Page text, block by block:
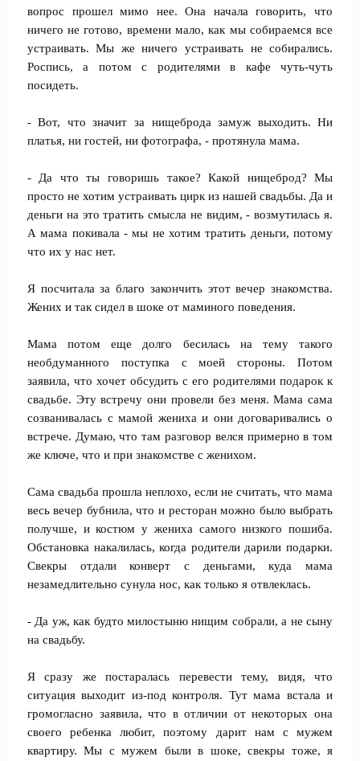
вопрос прошел мимо нее. Она начала говорить, что
ничего не готово, времени мало, как мы собираемся все
устраивать. Мы же ничего устраивать не собирались.
Роспись, а потом с родителями в кафе чуть-чуть
посидеть.
- Вот, что значит за нищеброда замуж выходить. Ни
платья, ни гостей, ни фотографа, - протянула мама.
- Да что ты говоришь такое? Какой нищеброд? Мы
просто не хотим устраивать цирк из нашей свадьбы. Да и
деньги на это тратить смысла не видим, - возмутилась я.
А мама покивала - мы не хотим тратить деньги, потому
что их у нас нет.
Я посчитала за благо закончить этот вечер знакомства.
Жених и так сидел в шоке от маминого поведения.
Мама потом еще долго бесилась на тему такого
необдуманного поступка с моей стороны. Потом
заявила, что хочет обсудить с его родителями подарок к
свадьбе. Эту встречу они провели без меня. Мама сама
созванивалась с мамой жениха и они договаривались о
встрече. Думаю, что там разговор велся примерно в том
же ключе, что и при знакомстве с женихом.
Сама свадьба прошла неплохо, если не считать, что мама
весь вечер бубнила, что и ресторан можно было выбрать
получше, и костюм у жениха самого низкого пошиба.
Обстановка накалилась, когда родители дарили подарки.
Свекры отдали конверт с деньгами, куда мама
незамедлительно сунула нос, как только я отвлеклась.
- Да уж, как будто милостыню нищим собрали, а не сыну
на свадьбу.
Я сразу же постаралась перевести тему, видя, что
ситуация выходит из-под контроля. Тут мама встала и
громогласно заявила, что в отличии от некоторых она
своего ребенка любит, поэтому дарит нам с мужем
квартиру. Мы с мужем были в шоке, свекры тоже, я